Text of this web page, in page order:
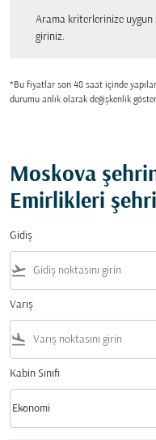
Arama kriterlerinize uygun
giriniz.
*Bu fiyatlar son 48 saat içinde
durumu anlık olarak değişkenlik
Moskova
Emirlikleri
Gidiş
flight_takeoff
Varış
flight_land
Kabin Sınıfı
Kabin Sınıfı option Ekonomi
Ekonomi
keyboard_arrow_down